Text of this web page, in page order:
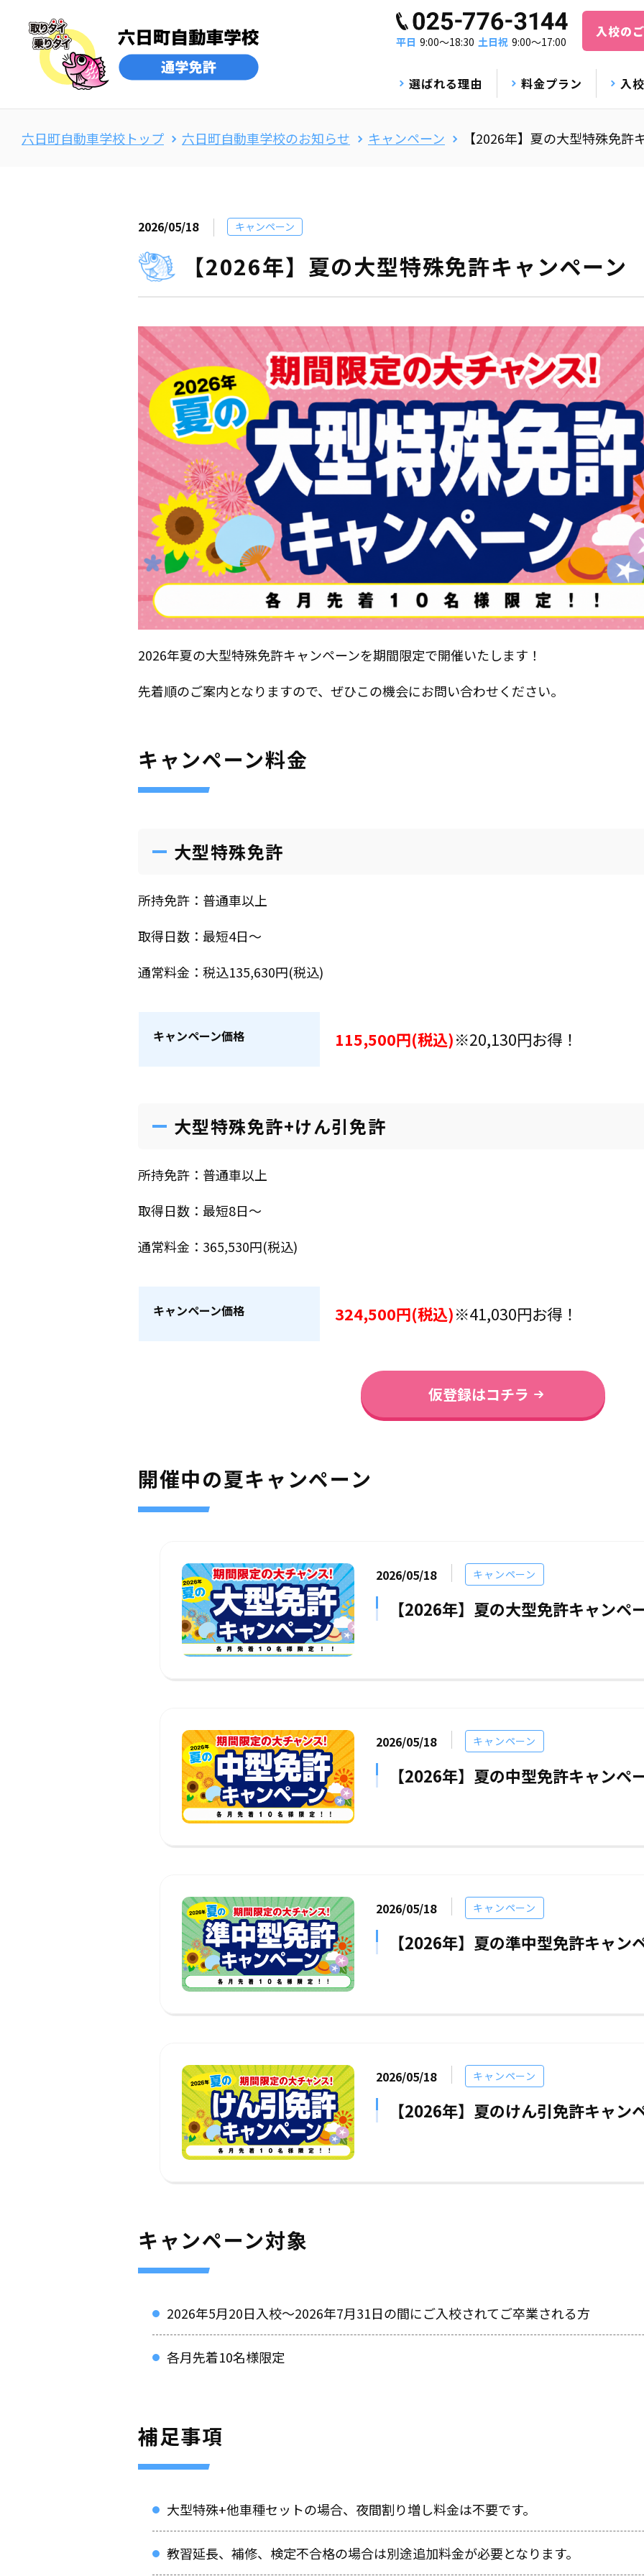
平日 9:00〜18:30 土日祝 9:00〜17:00
入校の
選ばれる理由 料金プラン 入
六日町自動車学校トップ 六日町自動車学校のお知らせ キャンペーン 【2026年】夏の大型特殊免許
2026/05/18 キャンペーン
【2026年】夏の大型特殊免許キャンペーン
2026年夏の大型特殊免許キャンペーンを期間限定で開催いたします！
先着順のご案内となりますので、ぜひこの機会にお問い合わせください。
キャンペーン料金
大型特殊免許
所持免許：普通車以上
取得日数：最短4日〜
通常料金：税込135,630円(税込)
キャンペーン価格 115,500円(税込)※20,130円お得！
大型特殊免許+けん引免許
所持免許：普通車以上
取得日数：最短8日～
通常料金：365,530円(税込)
キャンペーン価格 324,500円(税込)※41,030円お得！
仮登録はコチラ
開催中の夏キャンペーン
2026/05/18 キャンペーン
【2026年】夏の大型免許キャンペ
2026/05/18 キャンペーン
【2026年】夏の中型免許キャンペ
2026/05/18 キャンペーン
【2026年】夏の準中型免許キャン
2026/05/18 キャンペーン
【2026年】夏のけん引免許キャン
キャンペーン対象
2026年5月20日入校～2026年7月31日の間にご入校されてご卒業される方
各月先着10名様限定
補足事項
大型特殊+他車種セットの場合、夜間割り増し料金は不要です。
教習延長、補修、検定不合格の場合は別途追加料金が必要となります。